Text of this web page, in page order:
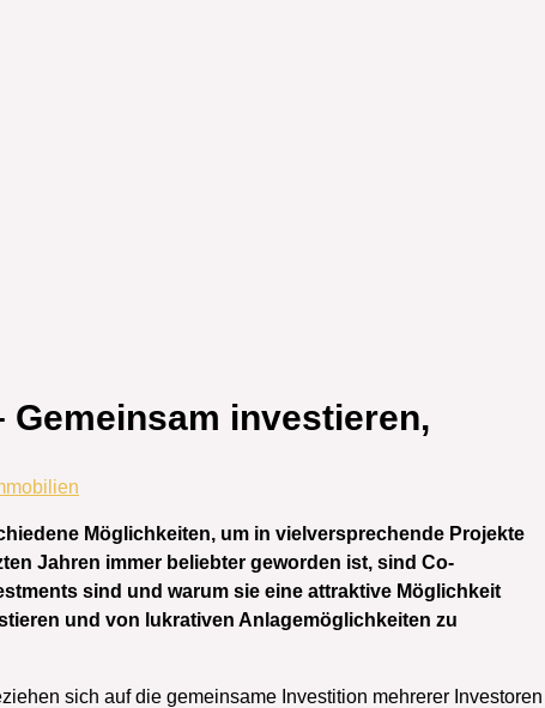
Gemeinsam investieren,
Möglichkeiten, um in vielversprechende Projekte
Jahren immer beliebter geworden ist, sind Co-
sind und warum sie eine attraktive Möglichkeit
und von lukrativen Anlagemöglichkeiten zu
sich auf die gemeinsame Investition mehrerer Investoren